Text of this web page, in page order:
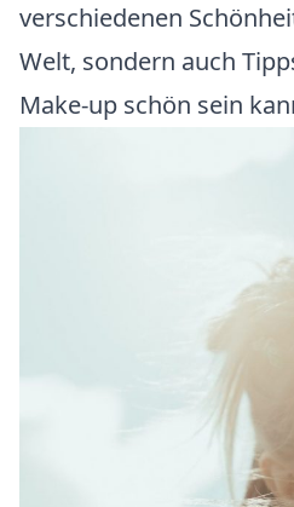
verschiedenen
Welt, sondern auch
Make-up schön sein